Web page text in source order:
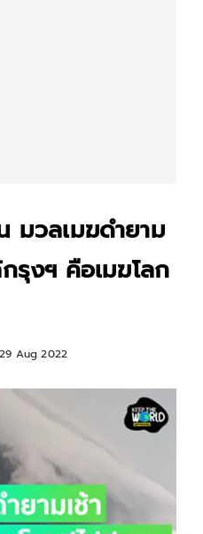
มวลเมฆดำยาม
รุงฯ คือเมฆโลก
29 Aug 2022